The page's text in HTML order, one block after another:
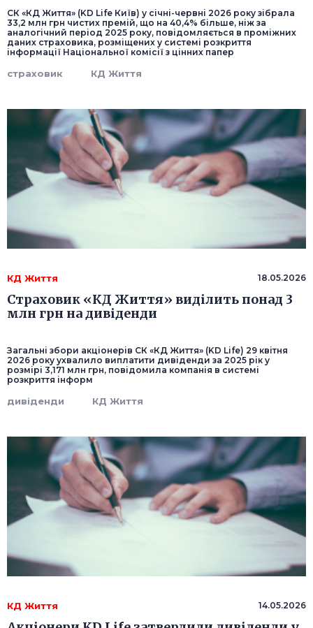
СК «КД Життя» (KD Life Київ) у січні-червні 2026 року зібрала
33,2 млн грн чистих премій, що на 40,4% більше, ніж за
аналогічний період 2025 року, повідомляється в проміжних
даних страховика, розміщених у системі розкриття
інформації Національної комісії з цінних папер
страховик КД Життя
КД Життя 18.05.2026
Страховик «КД Життя» виділить понад 3
млн грн на дивіденди
Загальні збори акціонерів СК «КД Життя» (KD Life) 29 квітня
2026 року ухвалило виплатити дивіденди за 2025 рік у
розмірі 3,171 млн грн, повідомила компанія в системі
розкриття інформ
дивіденди КД Життя
КД Життя 14.05.2026